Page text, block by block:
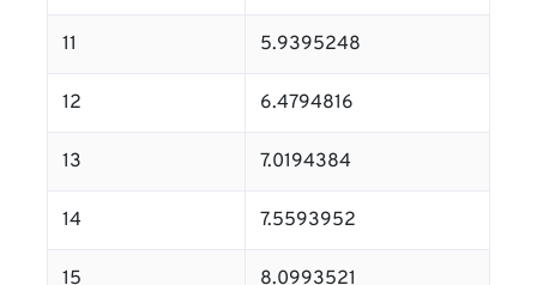
11 5.9395248
12 6.4794816
13 7.0194384
14 7.5593952
15 8.0993521